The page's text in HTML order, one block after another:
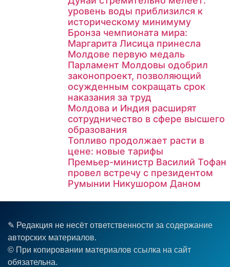
уровень воды приблизился к
историческому минимуму
Бронза чемпионата мира:
Маргарита Лисица принесла
Молдове первую медаль
Парламент Молдовы одобрил
законопроект, позволяющий
осужденным сокращать срок
наказания за труд
Молдова и Индия расширят
сотрудничество в сфере высшего
образования
Топливо продолжает расти в
цене: новые тарифы
Премьер-министр Василий Тофан
провел встречу с президентом
Румынии Никушором Даном
✎ Редакция не несёт ответственности за содержание
авторских материалов.
© При копировании материалов ссылка на сайт
обязательна.